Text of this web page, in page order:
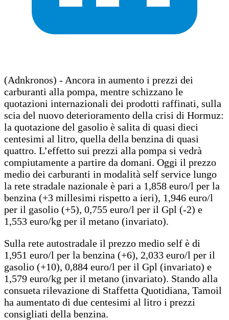
(Adnkronos) - Ancora in aumento i prezzi dei
carburanti alla pompa, mentre schizzano le
quotazioni internazionali dei prodotti raffinati, sulla
scia del nuovo deterioramento della crisi di Hormuz:
la quotazione del gasolio è salita di quasi dieci
centesimi al litro, quella della benzina di quasi
quattro. L’effetto sui prezzi alla pompa si vedrà
compiutamente a partire da domani. Oggi il prezzo
medio dei carburanti in modalità self service lungo
la rete stradale nazionale è pari a 1,858 euro/l per la
benzina (+3 millesimi rispetto a ieri), 1,946 euro/l
per il gasolio (+5), 0,755 euro/l per il Gpl (-2) e
1,553 euro/kg per il metano (invariato).
Sulla rete autostradale il prezzo medio self è di
1,951 euro/l per la benzina (+6), 2,033 euro/l per il
gasolio (+10), 0,884 euro/l per il Gpl (invariato) e
1,579 euro/kg per il metano (invariato). Stando alla
consueta rilevazione di Staffetta Quotidiana, Tamoil
ha aumentato di due centesimi al litro i prezzi
consigliati della benzina.